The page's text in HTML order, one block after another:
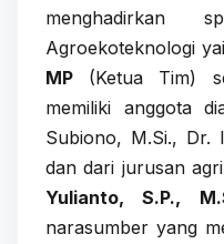
menghadirkan
Agroekoteknologi
MP (Ketua Tim)
memiliki anggota
Subiono, M.Si., Dr.
dan dari jurusan
Yulianto, S.P.,
narasumber yang